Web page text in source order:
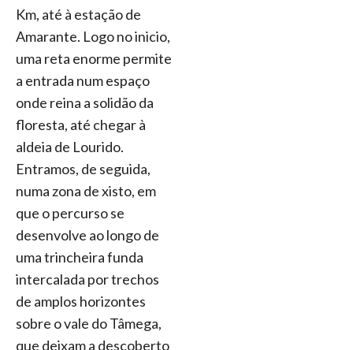
Km, até à estação de
Amarante. Logo no inicio,
uma reta enorme permite
a entrada num espaço
onde reina a solidão da
floresta, até chegar à
aldeia de Lourido.
Entramos, de seguida,
numa zona de xisto, em
que o percurso se
desenvolve ao longo de
uma trincheira funda
intercalada por trechos
de amplos horizontes
sobre o vale do Tâmega,
que deixam a descoberto